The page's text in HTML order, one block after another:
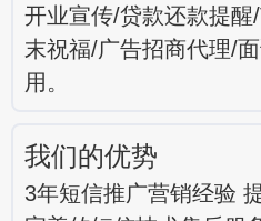
开业宣传/贷款还款提
末祝福/广告招商代理/
用。
我们的优势
3年短信推广营销经验